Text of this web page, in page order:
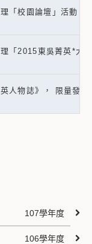
「校園論壇」活動
「2015東吳菁英*大
人物誌》， 限量發
107學年度
106學年度